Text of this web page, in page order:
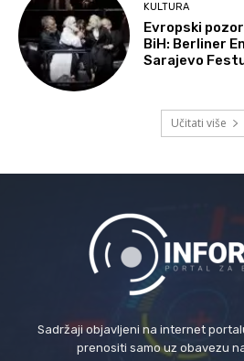
KULTURA
Evropski
BiH: Berliner
Sarajevo
Učitati više
Sadržaji objavljeni na internet
prenositi samo uz obavezu